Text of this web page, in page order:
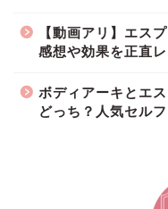
【動画アリ】エス
感想や効果を正直レ
ボディアーキとエ
どっち？人気セル